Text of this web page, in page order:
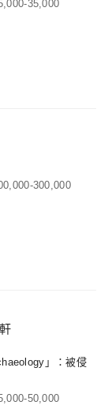
35,000
300,000
」：被侵
50,000